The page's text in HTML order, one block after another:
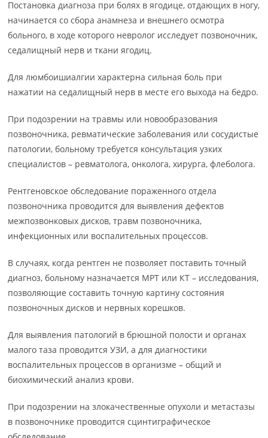
Постановка диагноза при болях в ягодице, отдающих в ногу,
начинается со сбора анамнеза и внешнего осмотра
больного, в ходе которого невролог исследует позвоночник,
седалищный нерв и ткани ягодиц.
Для люмбоишиалгии характерна сильная боль при
нажатии на седалищный нерв в месте его выхода на бедро.
При подозрении на травмы или новообразования
позвоночника, ревматические заболевания или сосудистые
патологии, больному требуется консультация узких
специалистов – ревматолога, онколога, хирурга, флеболога.
Рентгеновское обследование пораженного отдела
позвоночника проводится для выявления дефектов
межпозвонковых дисков, травм позвоночника,
инфекционных или воспалительных процессов.
В случаях, когда рентген не позволяет поставить точный
диагноз, больному назначается МРТ или КТ – исследования,
позволяющие составить точную картину состояния
позвоночных дисков и нервных корешков.
Для выявления патологий в брюшной полости и органах
малого таза проводится УЗИ, а для диагностики
воспалительных процессов в организме – общий и
биохимический анализ крови.
При подозрении на злокачественные опухоли и метастазы
в позвоночнике проводится сцинтиграфическое